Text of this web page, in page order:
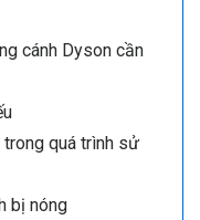
cánh Dyson cần
trong quá trình sử
bị nóng